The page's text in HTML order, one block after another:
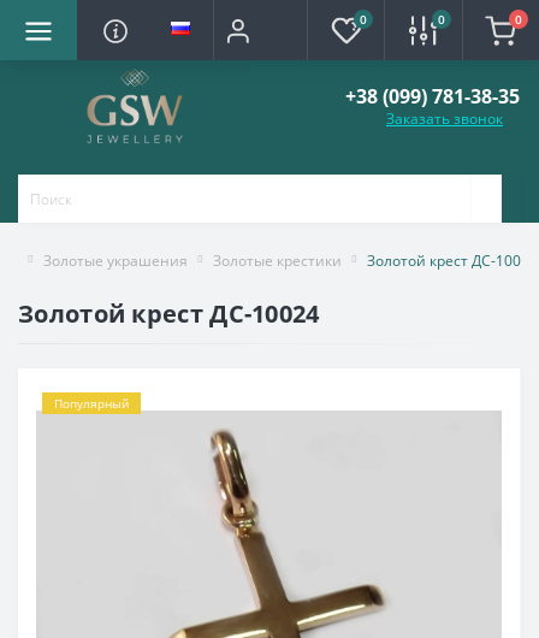
0 0 0
+38 (099) 781-38-35
Заказать звонок
Золотые украшения Золотые крестики Золотой крест ДС-10024
Золотой крест ДС-10024
Популярный